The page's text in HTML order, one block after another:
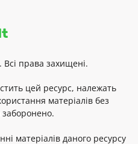
права захищені.
цей ресурс, належать
матеріалів без
заборонено.
матеріалів даного ресурсу